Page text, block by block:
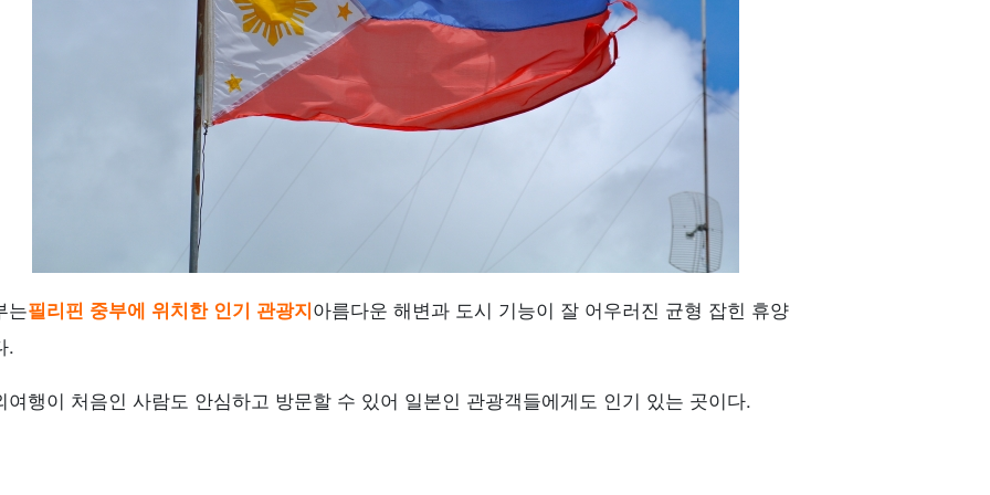
는필리핀 중부에 위치한 인기 관광지아름다운 해변과 도시 기능이 잘 어우러진 균형 잡힌 휴양
.
여행이 처음인 사람도 안심하고 방문할 수 있어 일본인 관광객들에게도 인기 있는 곳이다.